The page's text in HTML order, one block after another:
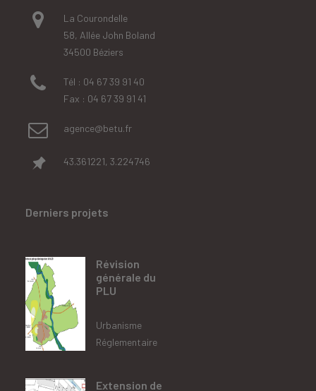
La Courondelle
58, Allée John Boland
34500 Béziers
Tél : 04 67 39 91 40
Fax : 04 67 39 91 41
agence@betu.fr
43.361221, 3.224746
Derniers projets
Révision
générale du
PLU
Urbanisme
Réglementaire
Extension de